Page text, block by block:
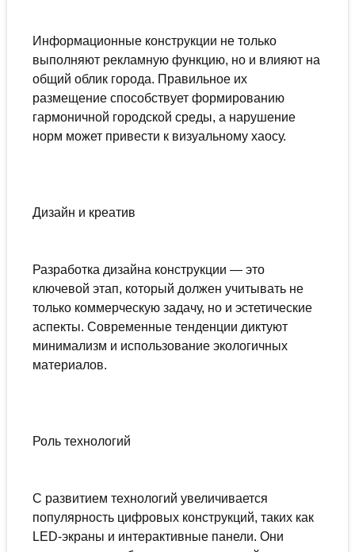
Информационные конструкции не только
выполняют рекламную функцию, но и влияют на
общий облик города. Правильное их
размещение способствует формированию
гармоничной городской среды, а нарушение
норм может привести к визуальному хаосу.
Дизайн и креатив
Разработка дизайна конструкции — это
ключевой этап, который должен учитывать не
только коммерческую задачу, но и эстетические
аспекты. Современные тенденции диктуют
минимализм и использование экологичных
материалов.
Роль технологий
С развитием технологий увеличивается
популярность цифровых конструкций, таких как
LED-экраны и интерактивные панели. Они